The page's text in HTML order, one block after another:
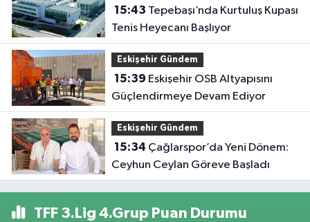
15:43
Tenis Heyecanı Başlıyor
Eskişehir Gündem
15:39
Güçlendirmeye Devam Ediyor
Eskişehir Gündem
15:34
Ceyhun Ceylan Göreve Başladı
TFF 3.Lig 4.Grup Puan Durumu